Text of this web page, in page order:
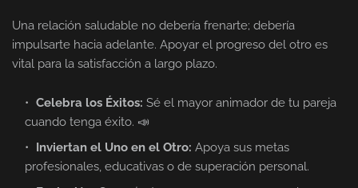
Una relación saludable no debería frenarte; debería
impulsarte hacia adelante. Apoyar el progreso del otro es
vital para la satisfacción a largo plazo.
Celebra los Éxitos: Sé el mayor animador de tu pareja
cuando tenga éxito. 📣
Inviertan el Uno en el Otro: Apoya sus metas
profesionales, educativas o de superación personal.